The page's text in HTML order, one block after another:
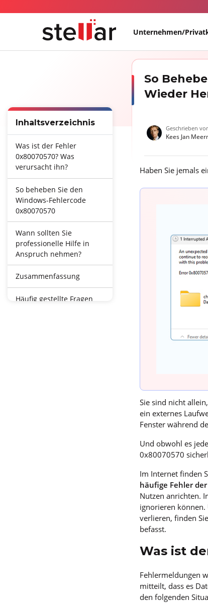
Unternehmen/
Inhaltsverzeichnis
Was ist der Fehler
0x80070570? Was
verursacht ihn?
So beheben Sie den
Windows-Fehlercode
0x80070570
Wann sollten Sie
professionelle Hilfe in
Anspruch nehmen?
Zusammenfassung
Häufig gestellte Fragen
So
Wieder
Geschrieben
Kees Jan
Haben Sie jemals
Sie sind nicht
ein externes
Fenster während
Und obwohl es
0x80070570
Im Internet finden
häufige Fehler
Nutzen anrichten.
ignorieren können.
verlieren, finden
befasst.
Was ist
Fehlermeldungen
mitteilt, dass es
den folgenden